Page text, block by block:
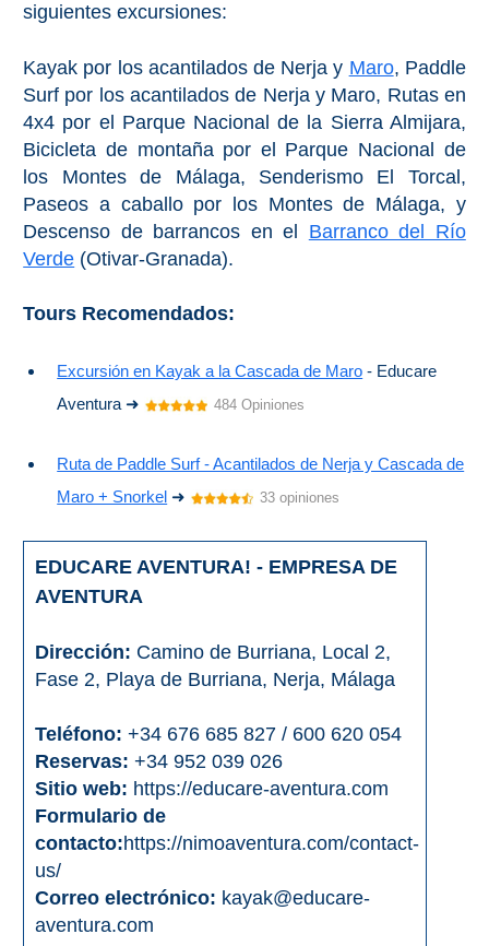
siguientes excursiones:
Kayak por los acantilados de Nerja y Maro, Paddle
Surf por los acantilados de Nerja y Maro, Rutas en
4x4 por el Parque Nacional de la Sierra Almijara,
Bicicleta de montaña por el Parque Nacional de
los Montes de Málaga, Senderismo El Torcal,
Paseos a caballo por los Montes de Málaga, y
Descenso de barrancos en el Barranco del Río
Verde (Otivar-Granada).
Tours Recomendados:
Excursión en Kayak a la Cascada de Maro - Educare
Aventura ➜
484 Opiniones
Ruta de Paddle Surf - Acantilados de Nerja y Cascada de
Maro + Snorkel ➜ 33 opiniones
EDUCARE AVENTURA! - EMPRESA DE
AVENTURA
Dirección: Camino de Burriana, Local 2,
Fase 2, Playa de Burriana, Nerja, Málaga
Teléfono: +34 676 685 827 / 600 620 054
Reservas: +34 952 039 026
Sitio web: https://educare-aventura.com
Formulario de
contacto:https://nimoaventura.com/contact-
us/
Correo electrónico: kayak@educare-
aventura.com